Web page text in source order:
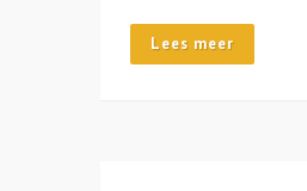
Lees meer